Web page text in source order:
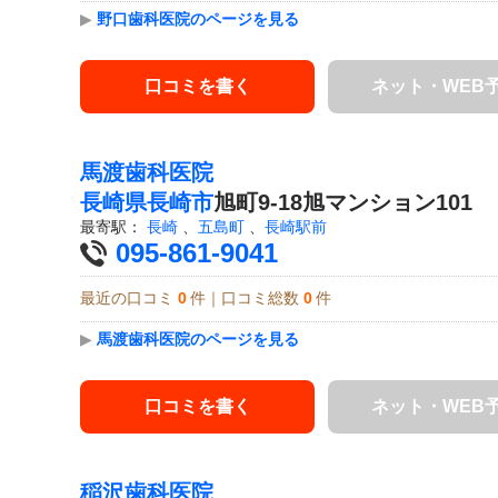
▶ 野口歯科医院のページを見る
口コミを書く ネット・WEB
馬渡歯科医院
長崎県長崎市旭町9-18旭マンション101
最寄駅： 長崎 五島町 長崎駅前
095-861-9041
最近の口コミ 0 件｜口コミ総数 0 件
▶ 馬渡歯科医院のページを見る
口コミを書く ネット・WEB
稲沢歯科医院